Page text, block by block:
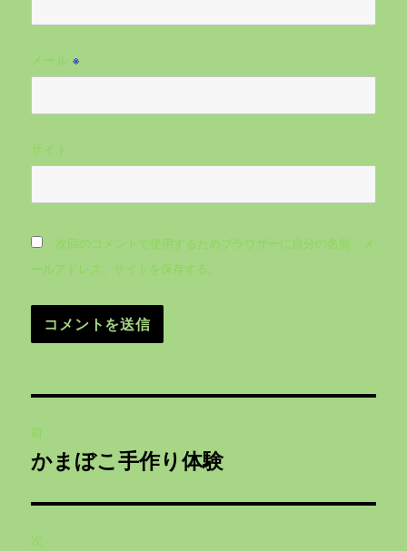
メール※
サイト
次回のコメントで使用するためブラウザーに自分の名前、メ
ールアドレス、サイトを保存する。
稿
ビ
前
前
投
稿:
かまぼこ手作り体験
次